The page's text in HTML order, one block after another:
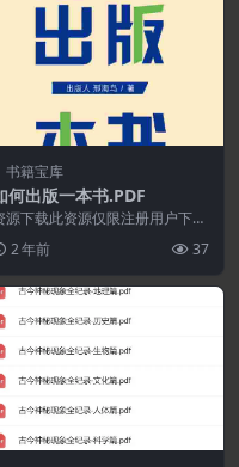
书籍宝库
何出版一本书.PDF
源下载此资源仅限注册用户下
证所有资源永久更新资...
2 年前 37